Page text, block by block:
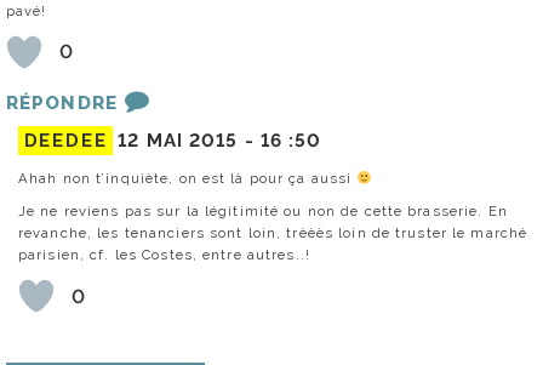
pavé!
0
RÉPONDRE
DEEDEE 12 MAI 2015 - 16 :50
Ahah non t’inquiète, on est là pour ça aussi
Je ne reviens pas sur la légitimité ou non de cette brasserie. En
revanche, les tenanciers sont loin, trèèès loin de truster le marché
parisien, cf. les Costes, entre autres..!
0